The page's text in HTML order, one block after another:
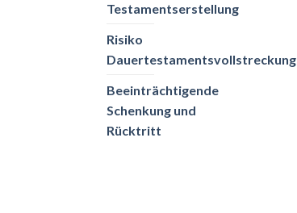
Testamentserstellung
Risiko
Dauertestamentsvollstreckung
Beeinträchtigende
Schenkung und
Rücktritt